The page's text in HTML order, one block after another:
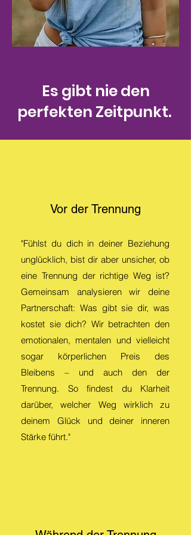
Es gibt nie den
perfekten Zeitpunkt.
Vor der Trennung
"Fühlst du dich in deiner Beziehung
unglücklich, bist dir aber unsicher, ob
eine Trennung der richtige Weg ist?
Gemeinsam analysieren wir deine
Partnerschaft: Was gibt sie dir, was
kostet sie dich? Wir betrachten den
emotionalen, mentalen und vielleicht
sogar körperlichen Preis des
Bleibens – und auch den der
Trennung. So findest du Klarheit
darüber, welcher Weg wirklich zu
deinem Glück und deiner inneren
Stärke führt."